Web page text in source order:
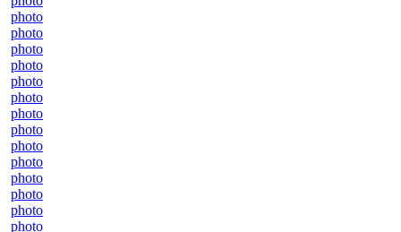
photo
photo
photo
photo
photo
photo
photo
photo
photo
photo
photo
photo
photo
photo